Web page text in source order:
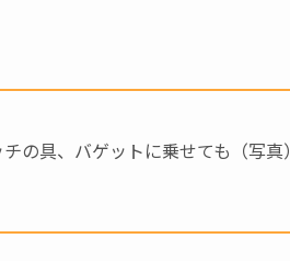
の具、バゲットに乗せても（写真）